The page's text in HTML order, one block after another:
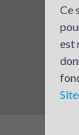
Ce
est